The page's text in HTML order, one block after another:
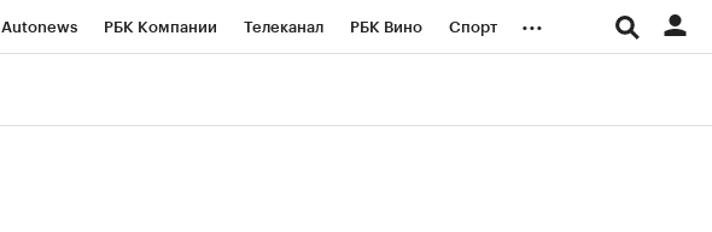
Autonews РБК Компании Телеканал РБК Вино Спорт ...